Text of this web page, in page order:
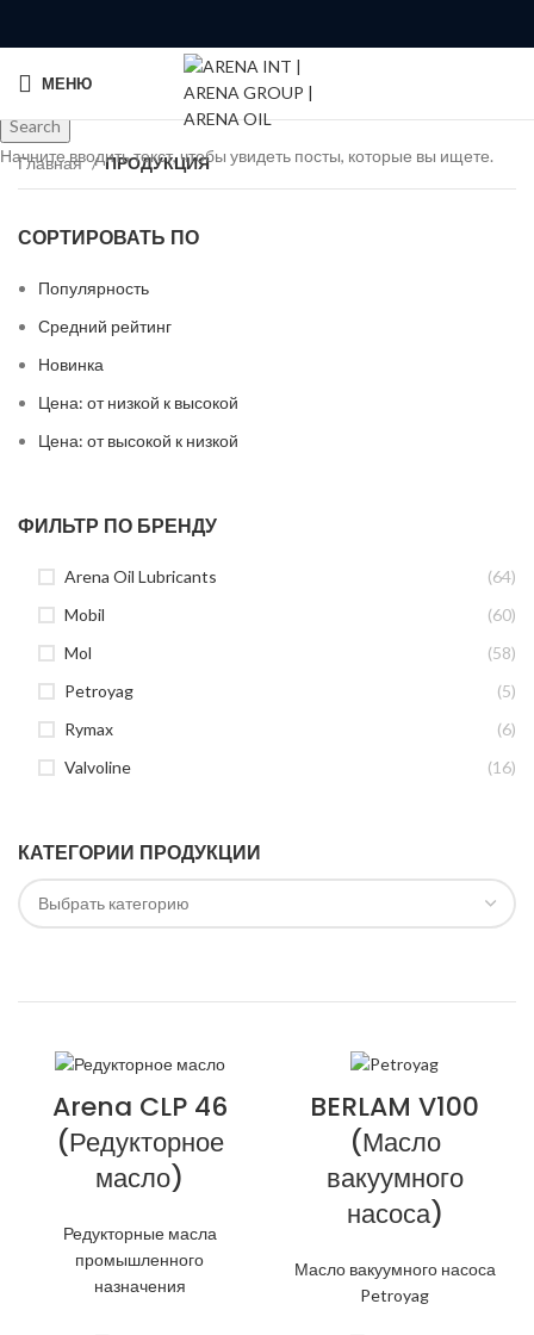
МЕНЮ
Главная ПРОДУКЦИЯ
СОРТИРОВАТЬ ПО
Популярность
Средний рейтинг
Новинка
Цена: от низкой к высокой
Цена: от высокой к низкой
ФИЛЬТР ПО БРЕНДУ
Arena Oil Lubricants
(64)
Mobil
(60)
Mol
(58)
Petroyag
(5)
Rymax
(6)
Valvoline
(16)
КАТЕГОРИИ ПРОДУКЦИИ
Arena CLP 46
(Редукторное
масло)
Редукторные масла
промышленного
назначения
BERLAM V100
(Масло
вакуумного
насоса)
Масло вакуумного насоса
Petroyag
Search
Начните вводить текст, чтобы увидеть посты, которые вы ищете.